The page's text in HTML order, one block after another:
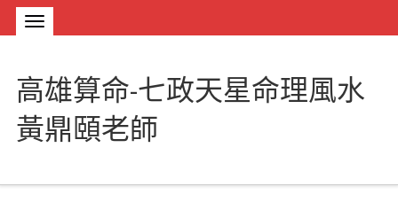
高雄算命-七政天星命理風水
黃鼎頤老師